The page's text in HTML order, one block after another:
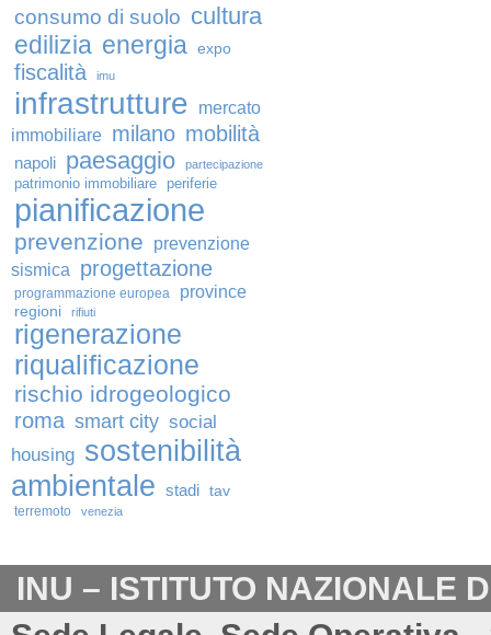
consumo di suolo cultura
edilizia energia expo
fiscalità imu
infrastrutture
mercato
immobiliare milano mobilità
napoli paesaggio partecipazione
patrimonio immobiliare periferie
pianificazione
prevenzione
prevenzione
sismica
progettazione
programmazione europea province
regioni rifiuti
rigenerazione
riqualificazione
rischio idrogeologico
roma smart city social
housing sostenibilità
ambientale stadi tav
terremoto venezia
INU – ISTITUTO NAZIONALE